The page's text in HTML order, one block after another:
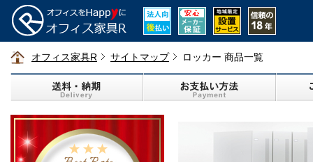
オフィス家具R サイトマップ ロッカー 商品一覧